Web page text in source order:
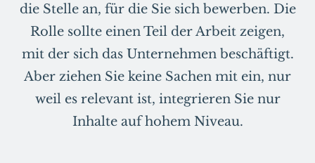
die Stelle an, für die Sie sich bewerben. Die
Rolle sollte einen Teil der Arbeit zeigen,
mit der sich das Unternehmen beschäftigt.
Aber ziehen Sie keine Sachen mit ein, nur
weil es relevant ist, integrieren Sie nur
Inhalte auf hohem Niveau.